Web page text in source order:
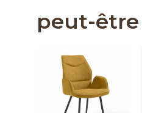
peut-être